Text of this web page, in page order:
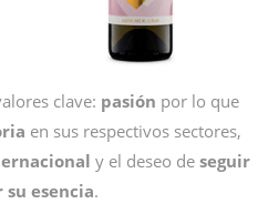
clave: pasión por lo que
en sus respectivos sectores,
y el deseo de seguir
esencia.